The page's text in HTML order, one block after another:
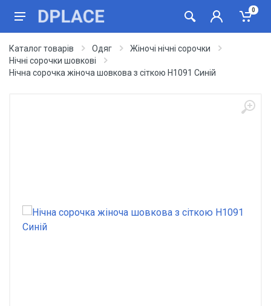
0
Каталог товарів Одяг
Жіночі нічні сорочки
Нічні сорочки шовкові
Нічна сорочка жіноча шовкова з сіткою Н1091 Синій